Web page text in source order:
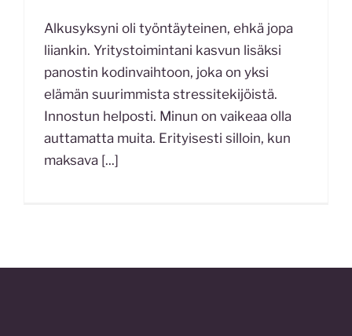
Alkusyksyni oli työntäyteinen, ehkä jopa
liiankin. Yritystoimintani kasvun lisäksi
panostin kodinvaihtoon, joka on yksi
elämän suurimmista stressitekijöistä.
Innostun helposti. Minun on vaikeaa olla
auttamatta muita. Erityisesti silloin, kun
maksava [...]